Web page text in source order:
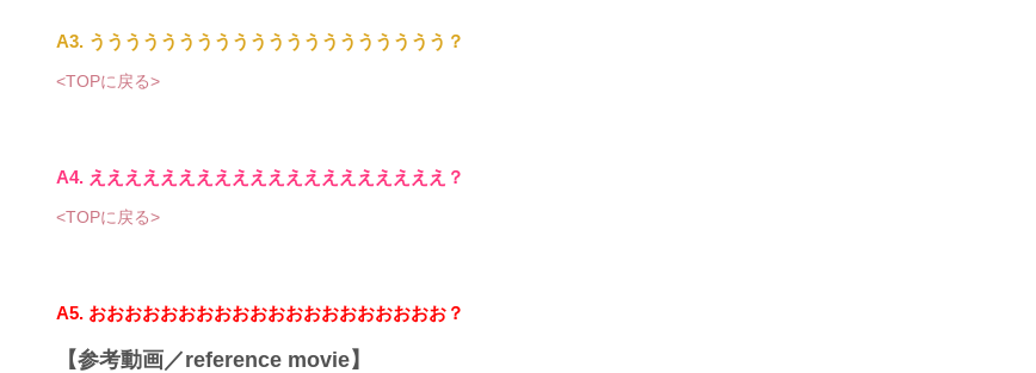
A3. うううううううううううううううううううう？
<TOPに戻る>
A4. ええええええええええええええええええええ？
<TOPに戻る>
A5. おおおおおおおおおおおおおおおおおおおお？
【参考動画／reference movie】